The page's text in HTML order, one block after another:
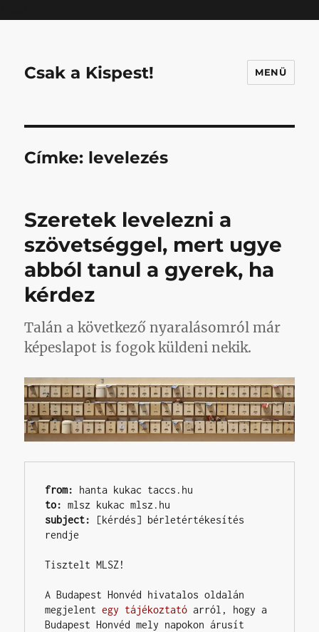
Csak a Kispest! MENÜ
Címke: levelezés
Szeretek levelezni a
szövetséggel, mert ugye
abból tanul a gyerek, ha
kérdez
Talán a következő nyaralásomról már
képeslapot is fogok küldeni nekik.
from:
to:
subject: [kérdés] bérletértékesítés
rendje
Tisztelt MLSZ!
A Budapest Honvéd hivatalos oldalán
megjelent egy tájékoztató arról, hogy a
Budapest Honvéd mely napokon árusít